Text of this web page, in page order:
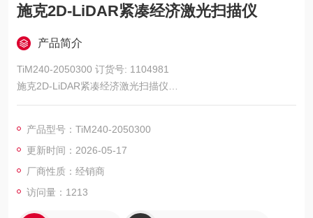
施克2D-LiDAR紧凑经济激光扫描仪
产品简介
TiM240-2050300 订货号: 1104981
施克2D-LiDAR紧凑经济激光扫描仪
TiM2xx 是一款紧凑、经济且可靠的 2D-LiDAR 传感器，应用非常
– 同时实现最大的机器可用性。内置的可旋转 M12 插头令传感器
安装灵活，使其成为同类产品中的一款。TiM2xx 的监控区域可达
200 m²。该传感器通过集成
产品型号：TiM240-2050300
更新时间：2026-05-17
厂商性质：经销商
访问量：1213